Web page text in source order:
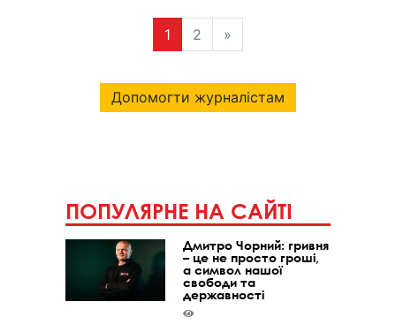
1 2 »
Допомогти журналістам
ПОПУЛЯРНЕ НА САЙТІ
Дмитро Чорний: гривня
– це не просто гроші,
а символ нашої
свободи та
державності